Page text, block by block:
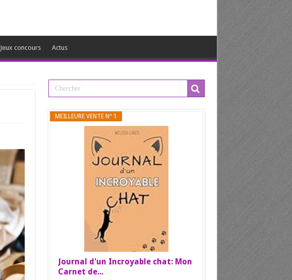
Jeux concours Actus
MEILLEURE VENTE N° 1
Journal d'un Incroyable chat: Mon
Carnet de...